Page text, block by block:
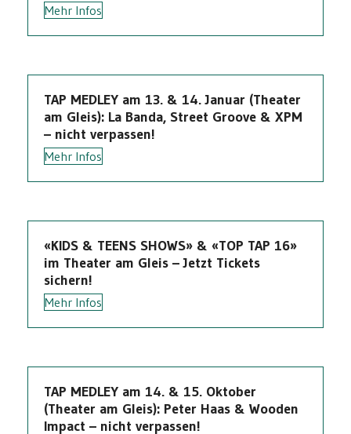
Mehr Infos
TAP MEDLEY am 13. & 14. Januar (Theater
am Gleis): La Banda, Street Groove & XPM
– nicht verpassen!
Mehr Infos
«KIDS & TEENS SHOWS» & «TOP TAP 16»
im Theater am Gleis – Jetzt Tickets
sichern!
Mehr Infos
TAP MEDLEY am 14. & 15. Oktober
(Theater am Gleis): Peter Haas & Wooden
Impact – nicht verpassen!